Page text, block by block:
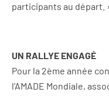
participants au départ.
UN RALLYE ENGAGÉ
Pour la 2ème année
l’AMADE Mondiale,